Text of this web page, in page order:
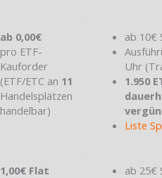
ab 0,00€
pro ETF-
Kauforder
(ETF/ETC an 11
Handelsplätzen
handelbar)
ab 10€
Uhr
1.950
Liste
1,00€ Flat
ab 25€